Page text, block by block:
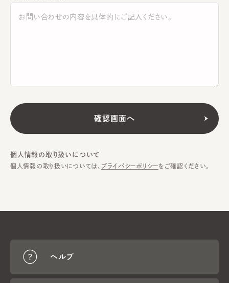
個人情報の取り扱いについて
個人情報の取り扱いについては、 プライバシーポリシーをご確認ください。
ヘルプ